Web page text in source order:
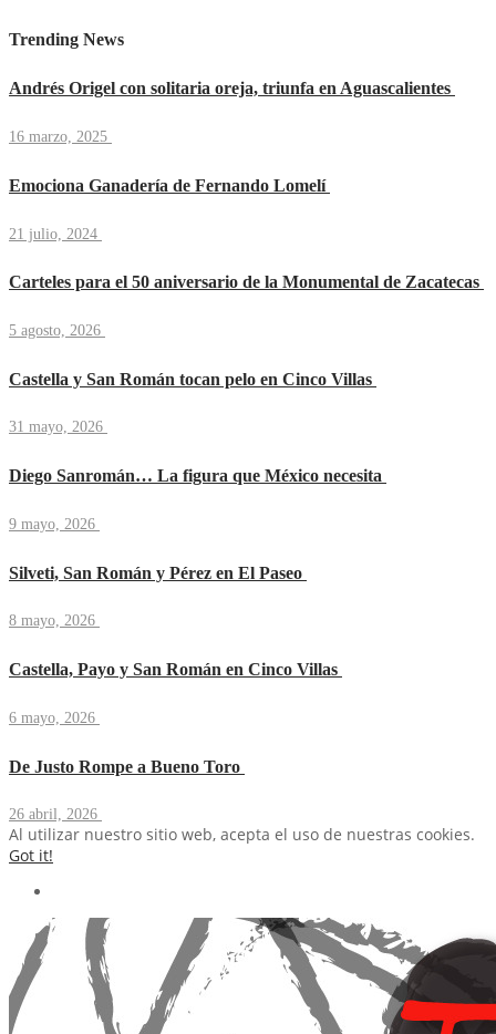
Trending News
Andrés Origel con solitaria oreja, triunfa en Aguascalientes
16 marzo, 2025
Emociona Ganadería de Fernando Lomelí
21 julio, 2024
Carteles para el 50 aniversario de la Monumental de Zacatecas
5 agosto, 2026
Castella y San Román tocan pelo en Cinco Villas
31 mayo, 2026
Diego Sanromán… La figura que México necesita
9 mayo, 2026
Silveti, San Román y Pérez en El Paseo
8 mayo, 2026
Castella, Payo y San Román en Cinco Villas
6 mayo, 2026
De Justo Rompe a Bueno Toro
26 abril, 2026
Al utilizar nuestro sitio web, acepta el uso de nuestras cookies.
Got it!